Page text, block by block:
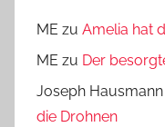
ME zu Amelia hat
ME zu Der
Joseph Hausmann
die Drohnen